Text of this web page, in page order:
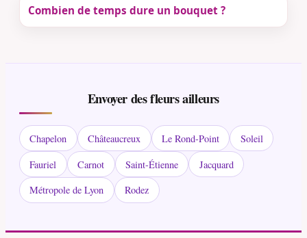
Combien de temps dure un bouquet ?
Envoyer des fleurs ailleurs
Chapelon Châteaucreux Le Rond-Point
Soleil
Fauriel
Carnot Saint-Étienne
Jacquard
Métropole de Lyon
Rodez